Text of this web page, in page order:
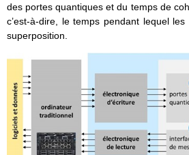
des portes quantiques et du temps de
c’est-à-dire, le temps pendant lequel
superposition.